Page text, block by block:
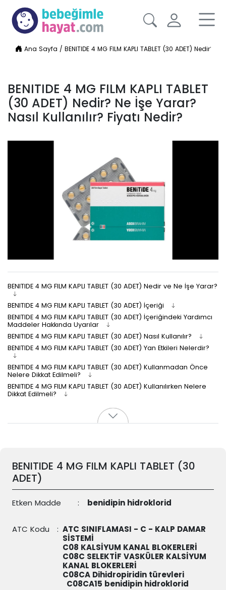
Ana Sayfa /BENITIDE 4 MG FILM KAPLI TABLET (30 ADET) Nedir?
BENITIDE 4 MG FILM KAPLI TABLET
(30 ADET) Nedir? Ne İşe Yarar?
Nasıl Kullanılır? Fiyatı Nedir?
BENITIDE 4 MG FILM KAPLI TABLET (30 ADET) Nedir ve Ne İşe Yarar?
BENITIDE 4 MG FILM KAPLI TABLET (30 ADET) İçeriği
BENITIDE 4 MG FILM KAPLI TABLET (30 ADET) İçeriğindeki Yardımcı
Maddeler Hakkında Uyarılar
BENITIDE 4 MG FILM KAPLI TABLET (30 ADET) Nasıl Kullanılır?
BENITIDE 4 MG FILM KAPLI TABLET (30 ADET) Yan Etkileri Nelerdir?
BENITIDE 4 MG FILM KAPLI TABLET (30 ADET) Kullanmadan Önce
Nelere Dikkat Edilmeli?
BENITIDE 4 MG FILM KAPLI TABLET (30 ADET) Kullanılırken Nelere
Dikkat Edilmeli?
BENITIDE 4 MG FILM KAPLI TABLET (30
ADET)
Etken Madde : benidipin hidroklorid
ATC Kodu : ATC SINIFLAMASI - C - KALP DAMAR
SİSTEMİ
C08 KALSİYUM KANAL BLOKERLERİ
C08C SELEKTİF VASKÜLER KALSİYUM
KANAL BLOKERLERİ
C08CA Dihidropiridin türevleri
C08CA15 benidipin hidroklorid